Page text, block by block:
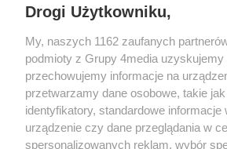
+48 52 5812666
O nas Reklama
Wydarzenia
Ogłoszenia
Drogi Użytkowniku,
My, naszych 1162 zaufanych
podmioty z Grupy 4media uzyskujemy
przechowujemy informacje na
przetwarzamy dane osobowe, takie
identyfikatory, standardowe informacje
urządzenie czy dane przeglądania w
spersonalizowanych reklam, wybór